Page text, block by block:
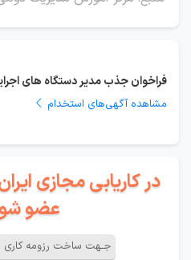
فراخوان جذب مدیر دستگاه های
مشاهده آگهی‌های استخدام
در کاریابی مجازی
عضو
جـهت ساخت رزومه کاری